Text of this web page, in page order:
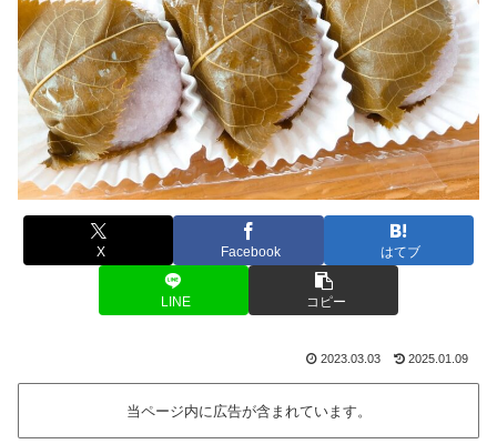
X Facebook はてブ
LINE コピー
2023.03.03 2025.01.09
当ページ内に広告が含まれています。